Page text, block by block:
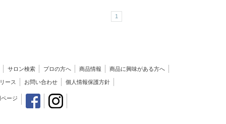
1
サロン検索 プロの方へ 商品情報 商品に興味がある方へ
ース お問い合わせ 個人情報保護方針
ージ